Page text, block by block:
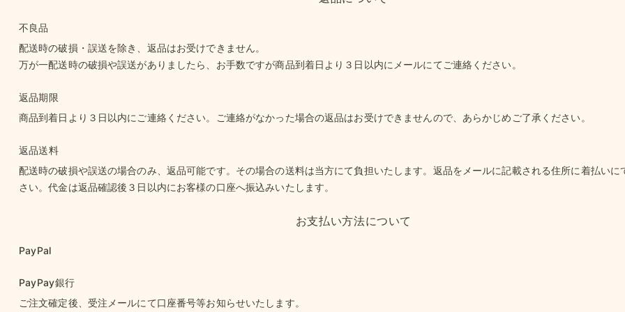
不良品
配送時の破損・誤送を除き、返品はお受けできません。
万が一配送時の破損や誤送がありましたら、お手数ですが商品到着日より３日以内にメールにてご連絡ください。
返品期限
商品到着日より３日以内にご連絡ください。ご連絡がなかった場合の返品はお受けできませんので、あらかじめご了承ください。
返品送料
配送時の破損や誤送の場合のみ、返品可能です。その場合の送料は当方にて負担いたします。返品をメールに記載される住所に着払いに
さい。代金は返品確認後３日以内にお客様の口座へ振込みいたします。
お支払い方法について
PayPal
PayPay銀行
ご注文確定後、受注メールにて口座番号等お知らせいたします。